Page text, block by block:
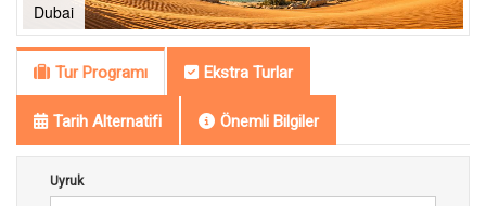
Dubai
Tur Programı Ekstra Turlar
Tarih Alternatifi Önemli Bilgiler
Uyruk